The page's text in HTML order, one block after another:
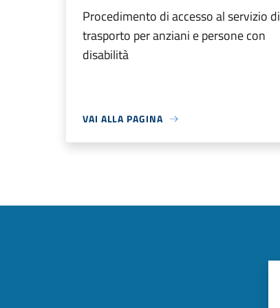
Procedimento di accesso al servizio di
trasporto per anziani e persone con
disabilità
VAI ALLA PAGINA